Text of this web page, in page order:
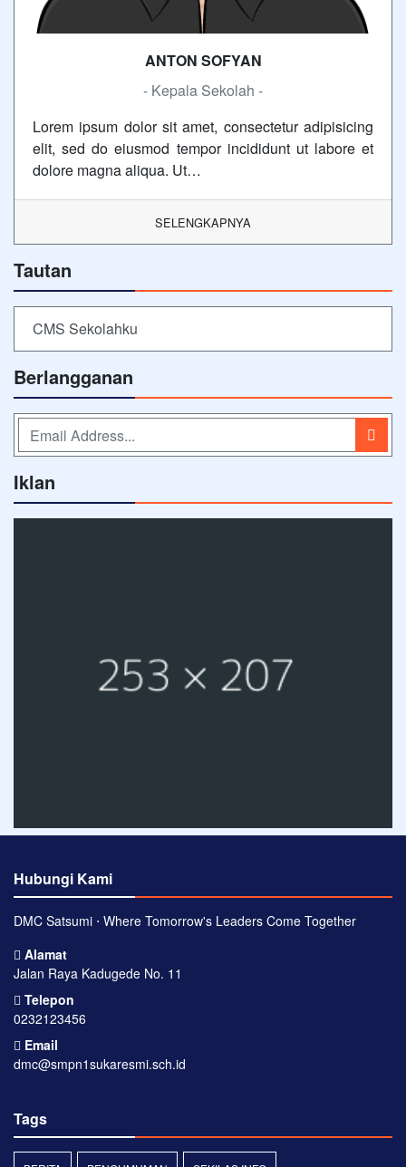
ANTON SOFYAN
- Kepala Sekolah -
Lorem ipsum dolor sit amet, consectetur adipisicing
elit, sed do eiusmod tempor incididunt ut labore et
dolore magna aliqua. Ut…
SELENGKAPNYA
Tautan
CMS Sekolahku
Berlangganan
Iklan
Hubungi Kami
DMC Satsumi ⋅ Where Tomorrow's Leaders Come Together
Alamat
Jalan Raya Kadugede No. 11
Telepon
0232123456
Email
dmc@smpn1sukaresmi.sch.id
Tags